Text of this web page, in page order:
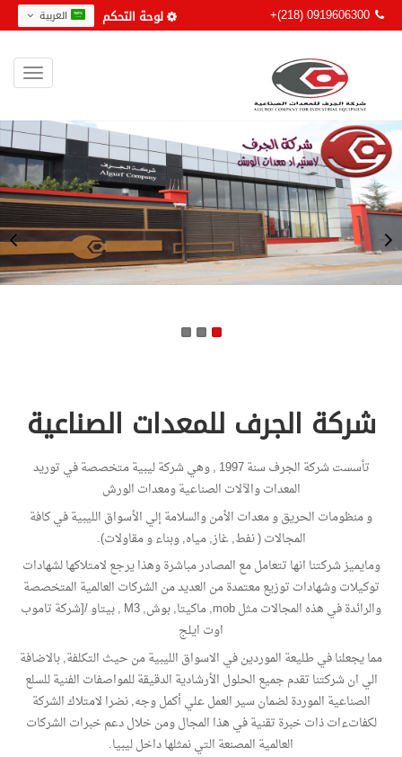
لوحة التحكم +(218) 0919606300
شركة الجرف للمعدات الصناعية
تأسست شركة الجرف سنة 1997 , وهي شركة ليبية متخصصة في توريد
المعدات والآلات الصناعية ومعدات الورش
و منظومات الحريق و معدات الأمن والسلامة إلي الأسواق الليبية في كافة
المجالات ( نفط, غاز, مياه, وبناء و مقاولات).
ومايميز شركتنا انها تتعامل مع المصادر مباشرة وهذا يرجع لامتلاكها لشهادات
توكيلات وشهادات توزيع معتمدة من العديد من الشركات العالمية المتخصصة
والرائدة في هذه المجالات مثل mob, ماكيتا, بوش, M3 , بيتاو /[شركة تاموب
اوت ايلج
مما يجعلنا في طليعة الموردين في الاسواق الليبية من حيث التكلفة, بالاضافة
الي ان شركتنا تقدم جميع الحلول الأرشادية الدقيقة للمواصفات الفنية للسلع
الصناعية الموردة لضمان سير العمل علي أكمل وجه, نضرا لامتلاك الشركة
لكفاتءات ذات خبرة تقنية في هذا المجال ومن خلال دعم خبرات الشركات
العالمية المصنعة التي نمثلها داخل ليبيا.